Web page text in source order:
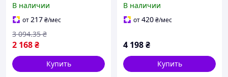
фиксацией
универсальный механизм
для офиса и дома BUV
В наличии
от217₴/мес
2 168₴
3 094.35 ₴
Купить
серебряный (Китай)
В наличии
от420₴/мес
4 198₴
Купить